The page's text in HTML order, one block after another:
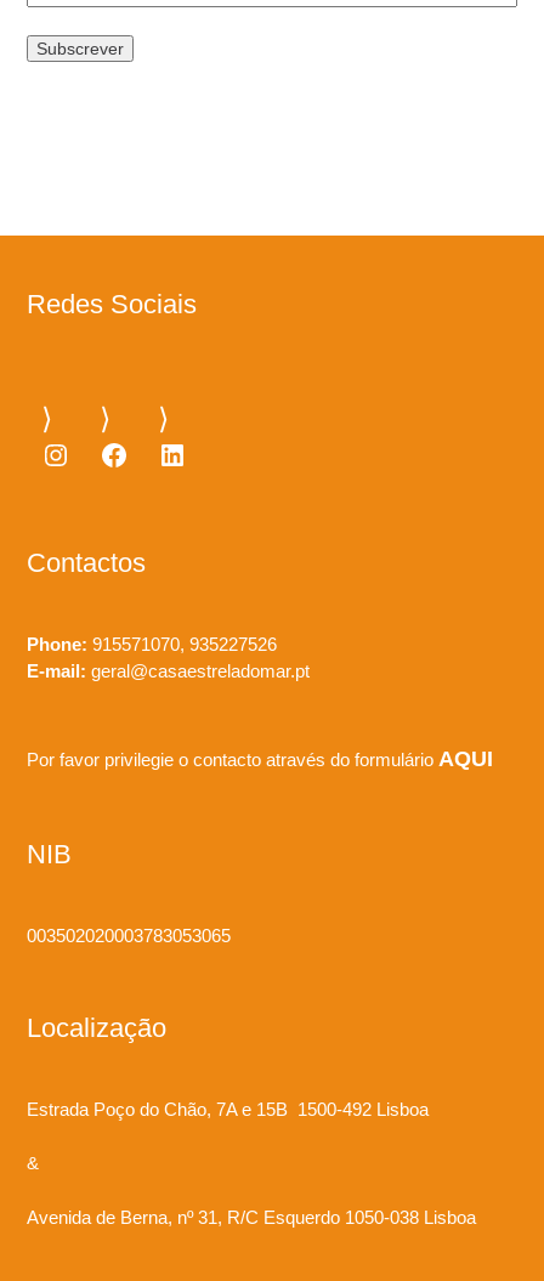
Redes Sociais
Instagram
Facebook
LinkedIn
Contactos
Phone: 915571070, 935227526
E-mail: geral@casaestreladomar.pt
Por favor privilegie o contacto através do formulário AQUI
NIB
003502020003783053065
Localização
Estrada Poço do Chão, 7A e 15B 1500-492 Lisboa
&
Avenida de Berna, nº 31, R/C Esquerdo 1050-038 Lisboa